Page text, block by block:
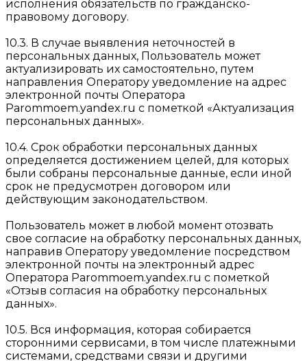
исполнения обязательств по гражданско-
правовому договору.
10.3. В случае выявления неточностей в
персональных данных, Пользователь может
актуализировать их самостоятельно, путем
направления Оператору уведомление на адрес
электронной почты Оператора
Parommoem.yandex.ru с пометкой «Актуализация
персональных данных».
10.4. Срок обработки персональных данных
определяется достижением целей, для которых
были собраны персональные данные, если иной
срок не предусмотрен договором или
действующим законодательством.
Пользователь может в любой момент отозвать
свое согласие на обработку персональных данных,
направив Оператору уведомление посредством
электронной почты на электронный адрес
Оператора Parommoem.yandex.ru с пометкой
«Отзыв согласия на обработку персональных
данных».
10.5. Вся информация, которая собирается
сторонними сервисами, в том числе платежными
системами, средствами связи и другими